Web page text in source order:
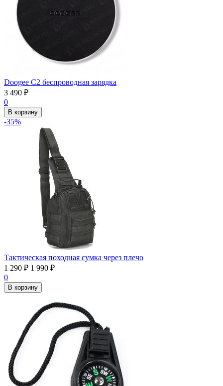
Doogee C2 беспроводная зарядка
3 490 ₽
0
В корзину
-35%
Тактическая походная сумка через плечо
1 290 ₽ 1 990 ₽
0
В корзину